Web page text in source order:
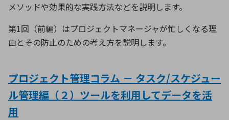
メソッドや効果的な実践方法などを説明します。
第1回（前編）はプロジェクトマネージャが忙しくなる理
由とその防止のための考え方を説明します。
プロジェクト管理コラム － タスク/スケジュー
ル管理編（２）ツールを利用してデータを活
用